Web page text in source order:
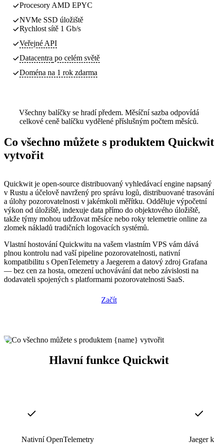
Procesory AMD EPYC
NVMe SSD úložiště
Rychlost sítě 1 Gb/s
Veřejné API
Datacentra po celém světě
Doména na 1 rok zdarma
Všechny balíčky se hradí předem. Měsíční sazba odpovídá
celkové ceně balíčku vydělené příslušným počtem měsíců.
Co všechno můžete s produktem Quickwit
vytvořit
Quickwit je open-source distribuovaný vyhledávací engine napsaný
v Rustu a účelově navržený pro správu logů, distribuované trasování
a úlohy pozorovatelnosti v jakémkoli měřítku. Odděluje výpočetní
výkon od úložiště, indexuje data přímo do objektového úložiště,
takže týmy mohou udržovat měsíce nebo roky telemetrie online za
zlomek nákladů tradičních logovacích systémů.
Vlastní hostování Quickwitu na vašem vlastním VPS vám dává
plnou kontrolu nad vaší pipeline pozorovatelnosti, nativní
kompatibilitu s OpenTelemetry a Jaegerem a datový zdroj Grafana
— bez cen za hosta, omezení uchovávání dat nebo závislosti na
dodavateli spojených s platformami pozorovatelnosti SaaS.
Začít
Hlavní funkce Quickwit
Nativní OpenTelemetry Jaeger